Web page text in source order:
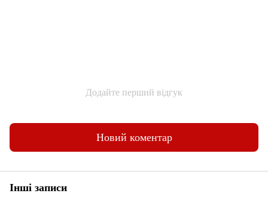
Додайте перший відгук
Новий коментар
Інші записи